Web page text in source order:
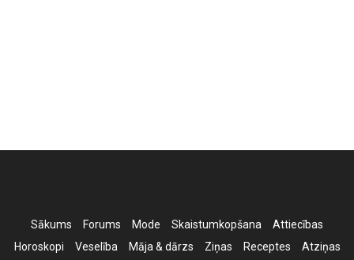
Sākums Forums Mode Skaistumkopšana
Attiecības
Horoskopi
Veselība Māja & dārzs Ziņas Receptes
Atziņas